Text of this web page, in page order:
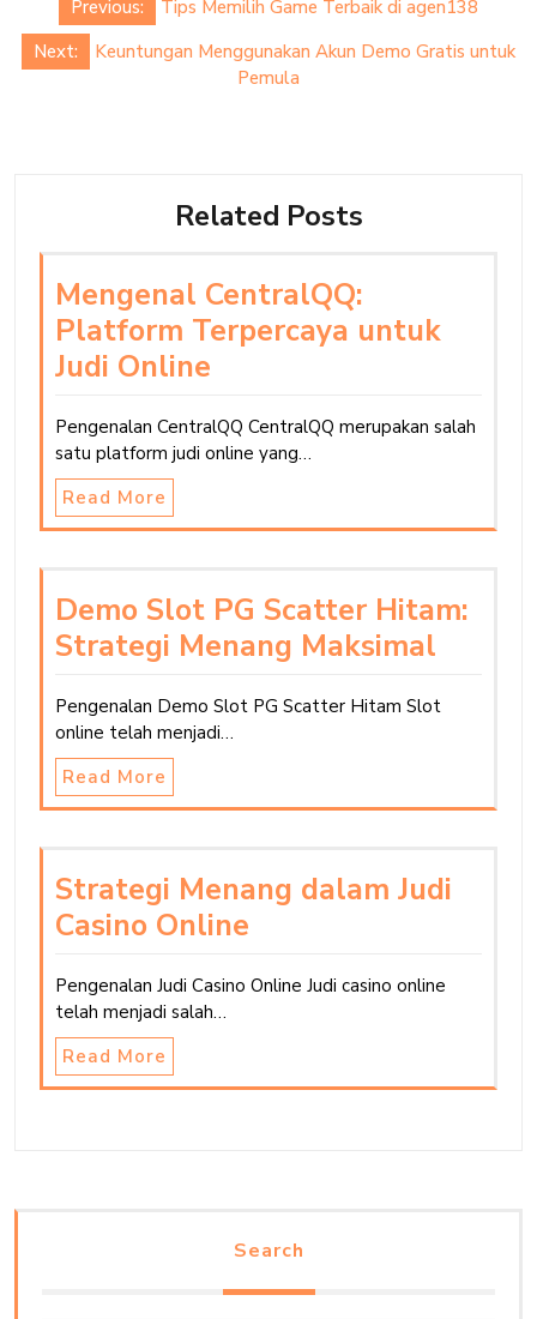
navigation
Previous:
Tips Memilih Game Terbaik di agen138
Next:
Keuntungan Menggunakan Akun Demo Gratis untuk
Pemula
Related Posts
Mengenal CentralQQ:
Platform Terpercaya untuk
Judi Online
Pengenalan CentralQQ CentralQQ merupakan salah
satu platform judi online yang…
Read More
Demo Slot PG Scatter Hitam:
Strategi Menang Maksimal
Pengenalan Demo Slot PG Scatter Hitam Slot
online telah menjadi…
Read More
Strategi Menang dalam Judi
Casino Online
Pengenalan Judi Casino Online Judi casino online
telah menjadi salah…
Read More
Search